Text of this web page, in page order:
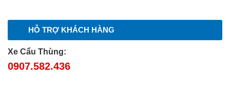
HỖ TRỢ KHÁCH HÀNG
Xe Cẩu Thùng:
0907.582.436